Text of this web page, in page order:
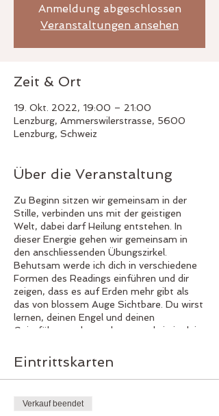
Anmeldung abgeschlossen
Veranstaltungen ansehen
Zeit & Ort
19. Okt. 2022, 19:00 – 21:00
Lenzburg, Ammerswilerstrasse, 5600
Lenzburg, Schweiz
Über die Veranstaltung
Zu Beginn sitzen wir gemeinsam in der
Stille, verbinden uns mit der geistigen
Welt, dabei darf Heilung entstehen. In
dieser Energie gehen wir gemeinsam in
den anschliessenden Übungszirkel.
Behutsam werde ich dich in verschiedene
Formen des Readings einführen und dir
zeigen, dass es auf Erden mehr gibt als
das von blossem Auge Sichtbare. Du wirst
lernen, deinen Engel und deinen
Geistführer wahrzunehmen und sie in dein
ein Geschenk, jeder von uns hat sie und
jeder kann lernen, sie richtig einzusetzen,
damit du sie im Alltag nutzen kannst. Wir
werden verschiedene Übungen machen,
die dir helfen, dich noch tiefer in die
Eintrittskarten
Verkauf beendet